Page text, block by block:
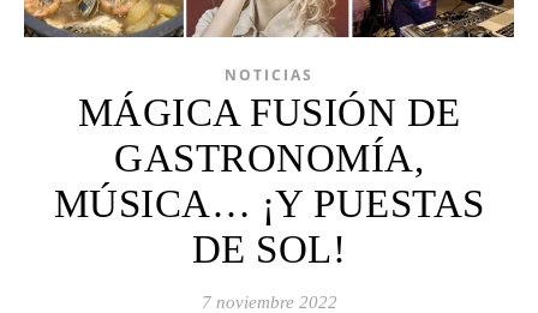
NOTICIAS
MÁGICA FUSIÓN DE
GASTRONOMÍA,
MÚSICA… ¡Y PUESTAS
DE SOL!
7 noviembre 2022